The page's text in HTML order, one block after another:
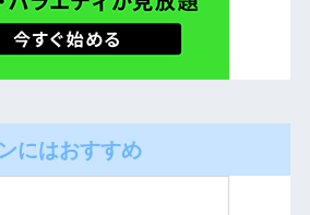
にはおすすめ